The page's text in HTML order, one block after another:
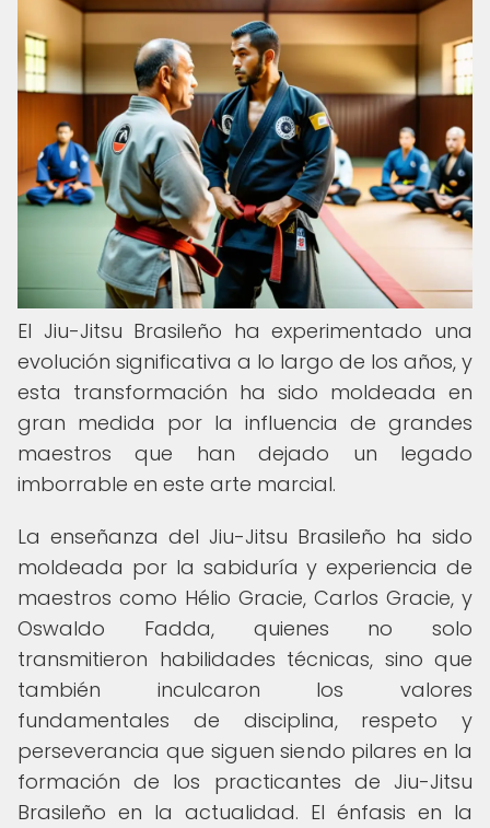
El Jiu-Jitsu Brasileño ha experimentado una
evolución significativa a lo largo de los años, y
esta transformación ha sido moldeada en
gran medida por la influencia de grandes
maestros que han dejado un legado
imborrable en este arte marcial.
La enseñanza del Jiu-Jitsu Brasileño ha sido
moldeada por la sabiduría y experiencia de
maestros como Hélio Gracie, Carlos Gracie, y
Oswaldo Fadda, quienes no solo
transmitieron habilidades técnicas, sino que
también inculcaron los valores
fundamentales de disciplina, respeto y
perseverancia que siguen siendo pilares en la
formación de los practicantes de Jiu-Jitsu
Brasileño en la actualidad. El énfasis en la